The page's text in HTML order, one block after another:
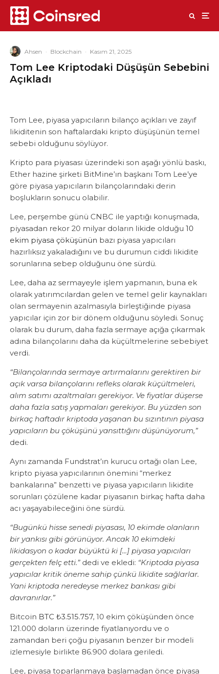
Ahsen · Blockchain · Kasım 21, 2025
Tom Lee Kriptodaki Düşüşün Sebebini
Açıkladı
Tom Lee, piyasa yapıcıların bilanço açıkları ve zayıf
likiditenin son haftalardaki kripto düşüşünün temel
sebebi olduğunu söylüyor.
Kripto para piyasası üzerindeki son aşağı yönlü baskı,
Ether hazine şirketi BitMine’ın başkanı Tom Lee’ye
göre piyasa yapıcıların bilançolarındaki derin
boşlukların sonucu olabilir.
Lee, perşembe günü CNBC ile yaptığı konuşmada,
piyasadan rekor 20 milyar doların likide olduğu 10
ekim piyasa çöküşünün bazı piyasa yapıcıları
hazırlıksız yakaladığını ve bu durumun ciddi likidite
sorunlarına sebep olduğunu öne sürdü.
Lee, daha az sermayeyle işlem yapmanın, buna ek
olarak yatırımcılardan gelen ve temel gelir kaynakları
olan sermayenin azalmasıyla birleştiğinde piyasa
yapıcılar için zor bir dönem olduğunu söyledi. Sonuç
olarak bu durum, daha fazla sermaye açığa çıkarmak
adına bilançolarını daha da küçültmelerine sebebiyet
verdi.
“Bilançolarında sermaye artırmalarını gerektiren bir
açık varsa bilançolarını refleks olarak küçültmeleri,
alım satımı azaltmaları gerekiyor. Ve fiyatlar düşerse
daha fazla satış yapmaları gerekiyor. Bu yüzden son
birkaç haftadır kriptoda yaşanan bu sızıntının piyasa
yapıcıların bu çöküşünü yansıttığını düşünüyorum,”
dedi.
Aynı zamanda Fundstrat’ın kurucu ortağı olan Lee,
kripto piyasa yapıcılarının önemini “merkez
bankalarına” benzetti ve piyasa yapıcıların likidite
sorunları çözülene kadar piyasanın birkaç hafta daha
acı yaşayabileceğini öne sürdü.
“Bugünkü hisse senedi piyasası, 10 ekimde olanların
bir yankısı gibi görünüyor. Ancak 10 ekimdeki
likidasyon o kadar büyüktü ki […] piyasa yapıcıları
gerçekten felç etti.” dedi ve ekledi: “Kriptoda piyasa
yapıcılar kritik öneme sahip çünkü likidite sağlarlar.
Yani kriptoda neredeyse merkez bankası gibi
davranırlar.”
Bitcoin BTC ₺3.515.757, 10 ekim çöküşünden önce
121.000 doların üzerinde fiyatlanıyordu ve o
zamandan beri çoğu piyasanın benzer bir modeli
izlemesiyle birlikte 86.900 dolara geriledi.
Lee, piyasa toparlanmaya başlamadan önce piyasa